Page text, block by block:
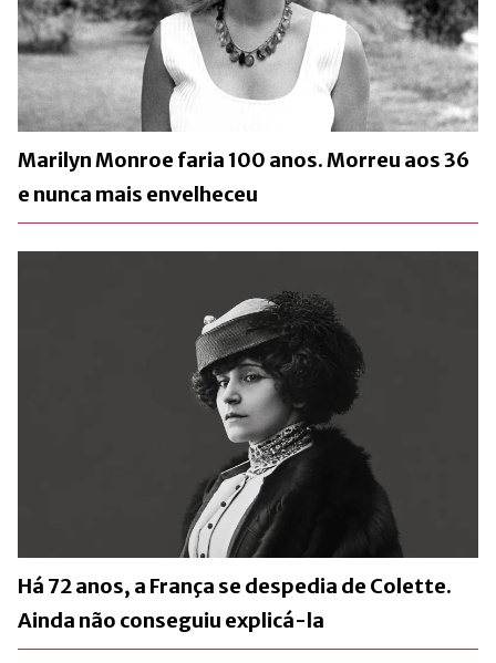
Marilyn Monroe faria 100 anos. Morreu aos 36
e nunca mais envelheceu
Há 72 anos, a França se despedia de Colette.
Ainda não conseguiu explicá-la